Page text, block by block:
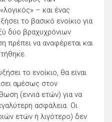
– και ένας
το βασικό ενοίκιο για
δύο βραχυχρόνιων
πρέπει να αναφέρεται και
το ενοίκιο, θα είναι
αμέσως στον
(εννιά ετών) για να
ασφάλεια. Οι
ετών ή λιγότερο) δεν